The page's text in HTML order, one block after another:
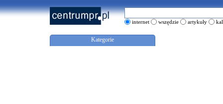
internet wszędzie artykuły
Kategorie